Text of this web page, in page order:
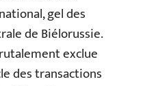
gel des
de Biélorussie.
exclue
des transactions